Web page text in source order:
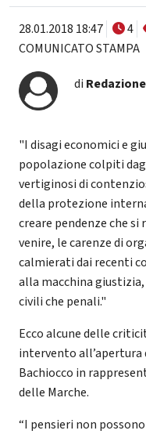
28.01.2018 18:47 4
COMUNICATO STAMPA
di Redazione
"I disagi economici e
popolazione colpiti
vertiginosi di
della protezione
creare pendenze che
venire, le carenze di
calmierati dai recenti
alla macchina
civili che penali."
Ecco alcune delle
intervento all’apertura
Bachiocco in
delle Marche.
“I pensieri non